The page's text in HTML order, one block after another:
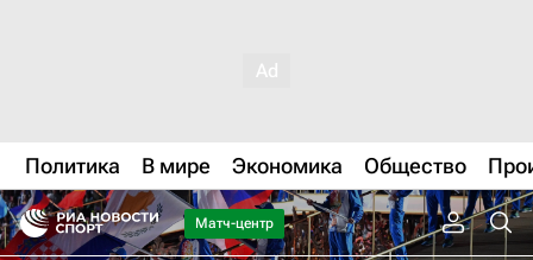
Политика В мире Экономика Общество
Матч-центр